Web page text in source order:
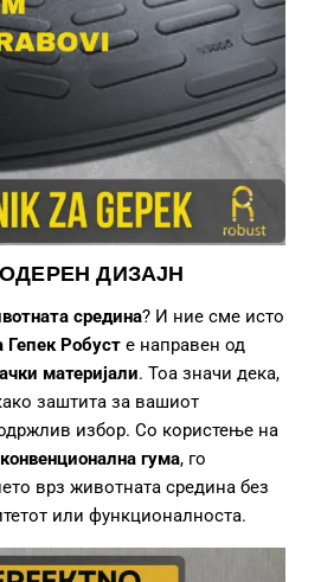
ДИЗАЈН
средина? И ние сме исто
Гепек Робуст е направен од
материјали. Тоа значи дека,
заштита за вашиот
избор. Со користење на
гума, го
врз животната средина без
или функционалноста.